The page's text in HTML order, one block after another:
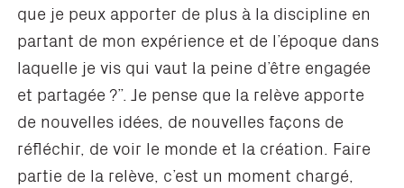
que je peux apporter de plus à la discipline en
partant de mon expérience et de l’époque dans
laquelle je vis qui vaut la peine d’être engagée
et partagée ?”. Je pense que la relève apporte
de nouvelles idées, de nouvelles façons de
réfléchir, de voir le monde et la création. Faire
partie de la relève, c’est un moment chargé,